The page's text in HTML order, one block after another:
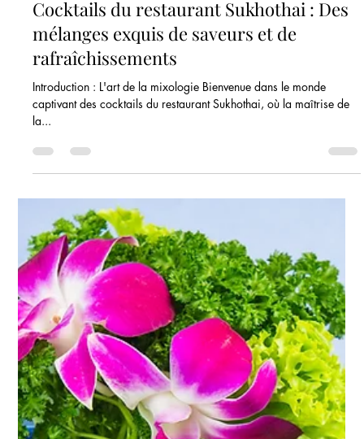
l'apéritif
Introduction Lorsqu'il s'agit de cuisine thaïlandaise, le voyage des
les...